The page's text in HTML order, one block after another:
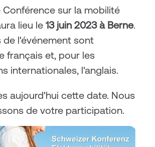
Conférence sur la mobilité
lieu le 13 juin 2023 à Berne.
de l'événement sont
français et, pour les
internationales, l'anglais.
aujourd'hui cette date. Nous
de votre participation.